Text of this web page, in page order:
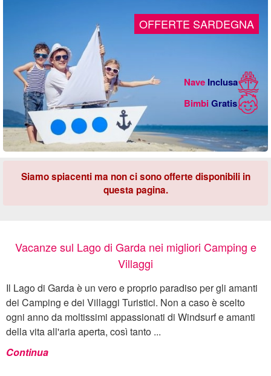
OFFERTE SARDEGNA
NaveInclusa
Bimbi Gratis
Siamo spiacenti ma non ci sono offerte disponibili in
questa pagina.
Vacanze sul Lago di Garda nei migliori Camping e
Villaggi
Il Lago di Garda è un vero e proprio paradiso per gli amanti
dei Camping e dei Villaggi Turistici. Non a caso è scelto
ogni anno da moltissimi appassionati di Windsurf e amanti
della vita all'aria aperta, così tanto ...
Continua